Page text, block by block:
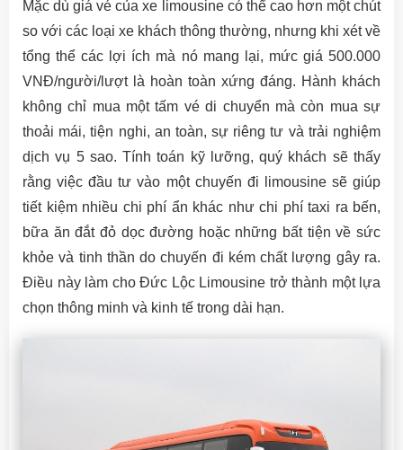
Mặc dù giá vé của xe limousine có thể cao hơn một chút
so với các loại xe khách thông thường, nhưng khi xét về
tổng thể các lợi ích mà nó mang lại, mức giá 500.000
VNĐ/người/lượt là hoàn toàn xứng đáng. Hành khách
không chỉ mua một tấm vé di chuyển mà còn mua sự
thoải mái, tiện nghi, an toàn, sự riêng tư và trải nghiệm
dịch vụ 5 sao. Tính toán kỹ lưỡng, quý khách sẽ thấy
rằng việc đầu tư vào một chuyến đi limousine sẽ giúp
tiết kiệm nhiều chi phí ẩn khác như chi phí taxi ra bến,
bữa ăn đắt đỏ dọc đường hoặc những bất tiện về sức
khỏe và tinh thần do chuyến đi kém chất lượng gây ra.
Điều này làm cho Đức Lộc Limousine trở thành một lựa
chọn thông minh và kinh tế trong dài hạn.